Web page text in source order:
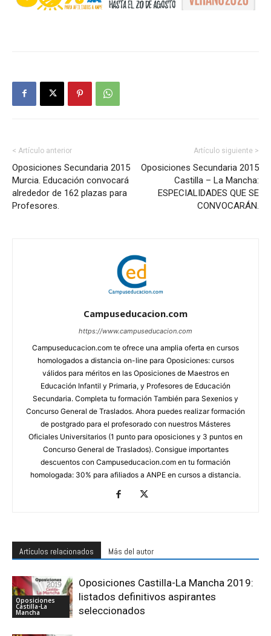
< Artículo anterior
Oposiciones Secundaria 2015
Murcia. Educación convocará
alrededor de 162 plazas para
Profesores.
Artículo siguiente >
Oposiciones Secundaria 2015
Castilla – La Mancha:
ESPECIALIDADES QUE SE
CONVOCARÁN.
Campuseducacion.com
https://www.campuseducacion.com
Campuseducacion.com te ofrece una amplia oferta en cursos
homologados a distancia on-line para Oposiciones: cursos
válidos para méritos en las Oposiciones de Maestros en
Educación Infantil y Primaria, y Profesores de Educación
Secundaria. Completa tu formación También para Sexenios y
Concurso General de Traslados. Ahora puedes realizar formación
de postgrado para el profesorado con nuestros Másteres
Oficiales Universitarios (1 punto para oposiciones y 3 puntos en
Concurso General de Traslados). Consigue importantes
descuentos con Campuseducacion.com en tu formación
homologada: 30% para afiliados a ANPE en cursos a distancia.
Artículos relacionados Más del autor
Oposiciones
Castilla-La
Mancha
Oposiciones Castilla-La Mancha 2019:
listados definitivos aspirantes
seleccionados